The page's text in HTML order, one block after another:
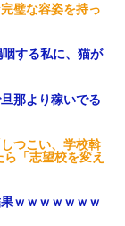
璧な容姿を持っ
する私に、猫が
那より稼いでる
つこい、学校斡
「志望校を変え
ｗｗｗｗｗｗｗ